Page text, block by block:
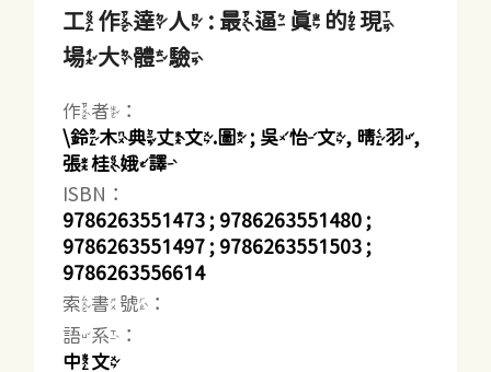
工作達人 : 最逼真的現
場大體驗
作者：
\鈴木典丈文.圖 ; 吳怡文, 晴羽,
張桂娥譯
ISBN：
9786263551473 ; 9786263551480 ;
9786263551497 ; 9786263551503 ;
9786263556614
索書號：
語系：
中文